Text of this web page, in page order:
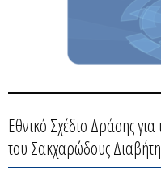
Εθνικό Σχέδιο Δράσης
του Σακχαρώδους